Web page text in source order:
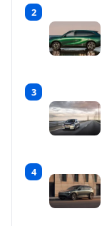
2
3
4